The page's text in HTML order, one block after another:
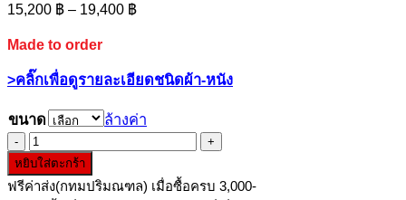
15,200 ฿ – 19,400 ฿
19,400 ฿
Made to order
>คลิ๊กเพื่อดูรายละเอียดชนิดผ้า-หนัง
ขนาด
ล้างค่า
จำนวน
เตียง
หัว
หยิบใส่ตะกร้า
ฟรีค่าส่ง(กทมปริมณฑล) เมื่อซื้อครบ 3,000-